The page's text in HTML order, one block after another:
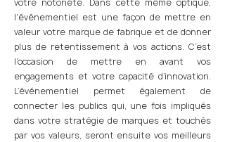
votre notoriété. Dans cette même optique,
l'événementiel est une façon de mettre en
valeur votre marque de fabrique et de donner
plus de retentissement à vos actions. C’est
l’occasion de mettre en avant vos
engagements et votre capacité d’innovation.
L’événementiel permet également de
connecter les publics qui, une fois impliqués
dans votre stratégie de marques et touchés
par vos valeurs, seront ensuite vos meilleurs